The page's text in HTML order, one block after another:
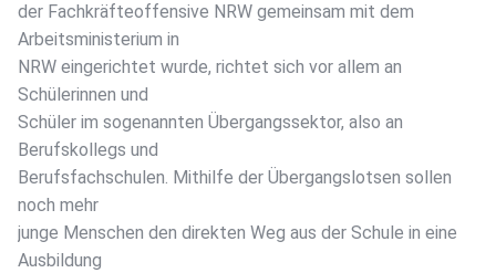
der Fachkräfteoffensive NRW gemeinsam mit dem
Arbeitsministerium in
NRW eingerichtet wurde, richtet sich vor allem an
Schülerinnen und
Schüler im sogenannten Übergangssektor, also an
Berufskollegs und
Berufsfachschulen. Mithilfe der Übergangslotsen sollen
noch mehr
junge Menschen den direkten Weg aus der Schule in eine
Ausbildung